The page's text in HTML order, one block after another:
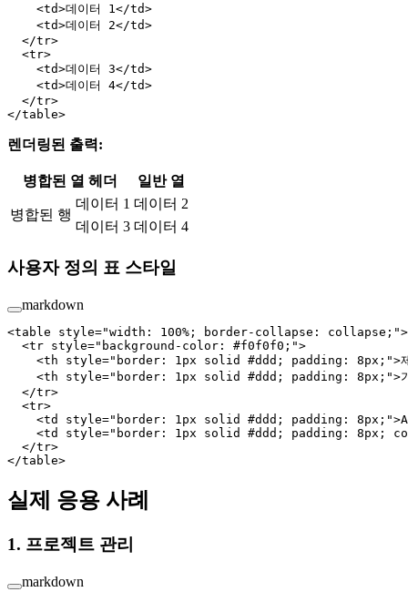
    <
td>데이터 1</td>
    <
td>데이터 2</td>
  </
tr>
  <
tr>
    <
td>데이터 3</td>
    <
td>데이터 4</td>
  </
tr>
</table>
렌더링된 출력:
병합된 열 헤더 일반 열
병합된 행
데이터 1 데이터 2
데이터 3 데이터 4
사용자 정의 표 스타일
markdown
<table style="width: 100%; border-collapse: collapse;">
  <
tr style="background-color: #f0f0f0;">
    <
th style="border: 1px solid #ddd; padding: 8px;">
    <
th style="border: 1px solid #ddd; padding: 8px;">
  </
tr>
  <
tr>
    <
td style="border: 1px solid #ddd; padding: 8px;"
    <
td style="border: 1px solid #ddd; padding: 8px;
  </
tr>
</table>
실제 응용 사례
1. 프로젝트 관리
markdown